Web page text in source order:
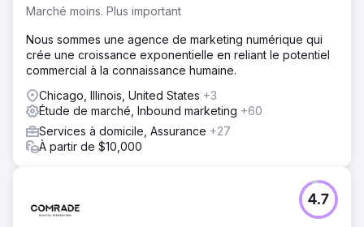
Marché moins. Plus important
Nous sommes une agence de marketing numérique qui
crée une croissance exponentielle en reliant le potentiel
commercial à la connaissance humaine.
Chicago, Illinois, United States +3
Étude de marché, Inbound marketing +60
Services à domicile, Assurance +27
À partir de $10,000
4.7